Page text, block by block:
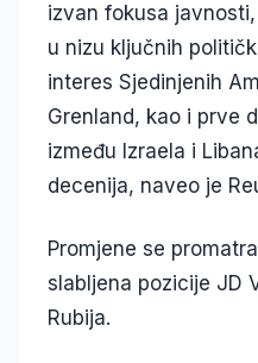
izvan fokusa
u nizu ključnih
interes Sjedinjenih
Grenland, kao i prve
između Izraela i
decenija, naveo je
Promjene se
slabljena pozicije JD
Rubija.